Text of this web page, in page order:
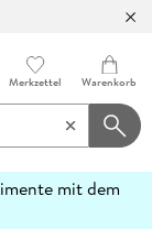
Merkzettel Warenkorb
mit dem